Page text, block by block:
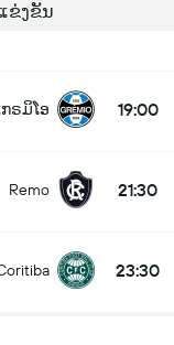
ຂ່ງຂັນ
ກຣມິໂອ 19:00
Remo 21:30
23:30